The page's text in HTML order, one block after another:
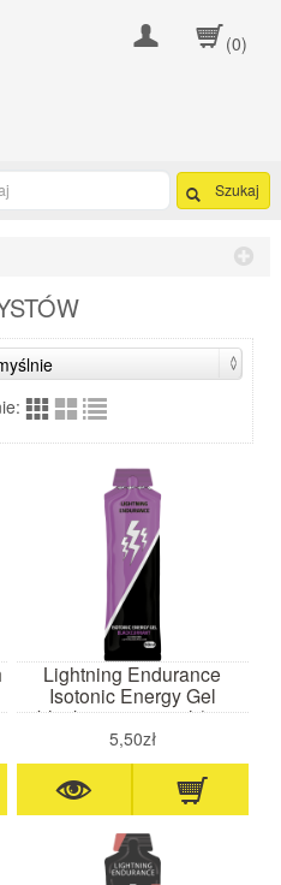
(0)
Szukaj
Lightning Endurance
Isotonic Energy Gel
blackcurrant 60 ml (cz.
porzeczka)- żel
energetyczny
5,50zł